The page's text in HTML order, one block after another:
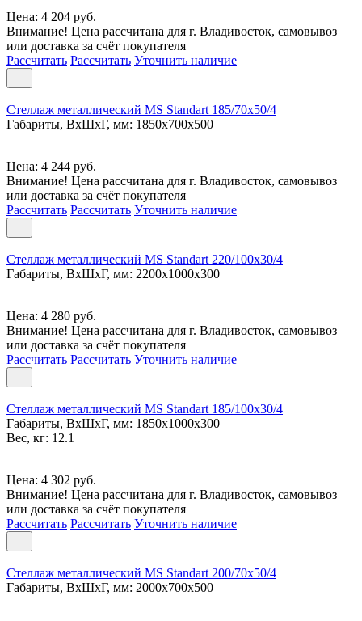
Цена: 4 204 руб.
Внимание! Цена рассчитана для г. Владивосток, самовывоз
или доставка за счёт покупателя
Рассчитать Рассчитать Уточнить наличие
Стеллаж металлический MS Standart 185/70x50/4
Габариты, ВxШxГ, мм: 1850x700x500
Цена: 4 244 руб.
Внимание! Цена рассчитана для г. Владивосток, самовывоз
или доставка за счёт покупателя
Рассчитать Рассчитать Уточнить наличие
Стеллаж металлический MS Standart 220/100x30/4
Габариты, ВxШxГ, мм: 2200x1000x300
Цена: 4 280 руб.
Внимание! Цена рассчитана для г. Владивосток, самовывоз
или доставка за счёт покупателя
Рассчитать Рассчитать Уточнить наличие
Стеллаж металлический MS Standart 185/100x30/4
Габариты, ВxШxГ, мм: 1850x1000x300
Вес, кг: 12.1
Цена: 4 302 руб.
Внимание! Цена рассчитана для г. Владивосток, самовывоз
или доставка за счёт покупателя
Рассчитать Рассчитать Уточнить наличие
Стеллаж металлический MS Standart 200/70x50/4
Габариты, ВxШxГ, мм: 2000x700x500